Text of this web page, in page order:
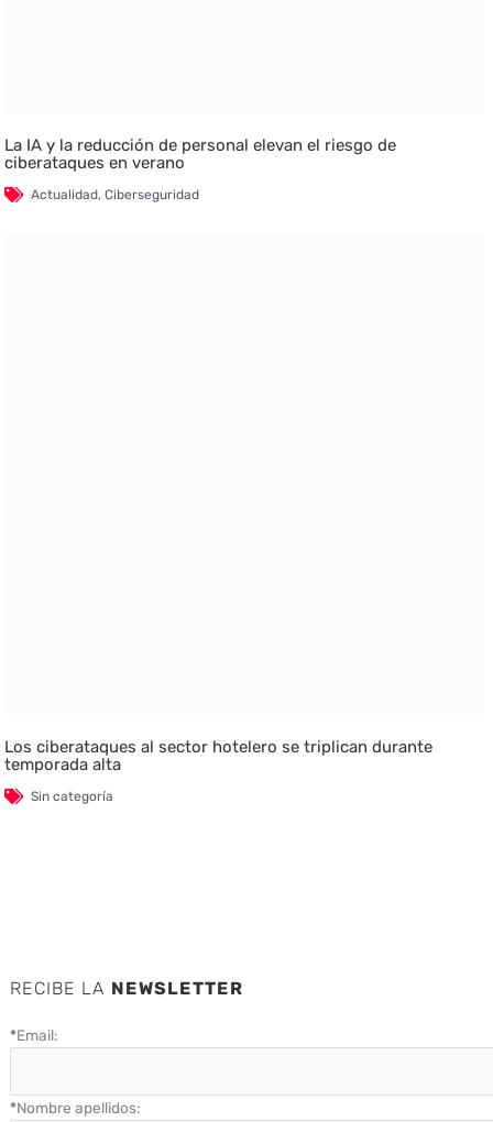
La IA y la reducción de personal elevan el riesgo de
ciberataques en verano
Actualidad,Ciberseguridad
Los ciberataques al sector hotelero se triplican durante
temporada alta
Sin categoría
RECIBE LA NEWSLETTER
*Email:
*Nombre apellidos: